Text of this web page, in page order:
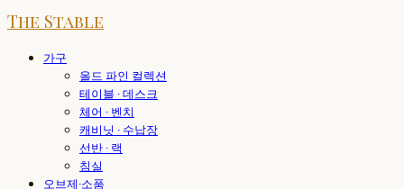
The Stable
가구
올드 파인 컬렉션
테이블 · 데스크
체어 · 벤치
캐비닛 · 수납장
선반 · 랙
침실
오브제·소품